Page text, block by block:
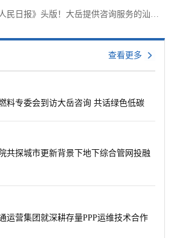
报》头版！大岳提供咨询服务的汕头市汕北大道龙湖段全线通车
查看更多
料专委会到访大岳咨询 共话绿色低碳
共探城市更新背景下地下综合管网投融
运营集团就深耕存量PPP运维技术合作